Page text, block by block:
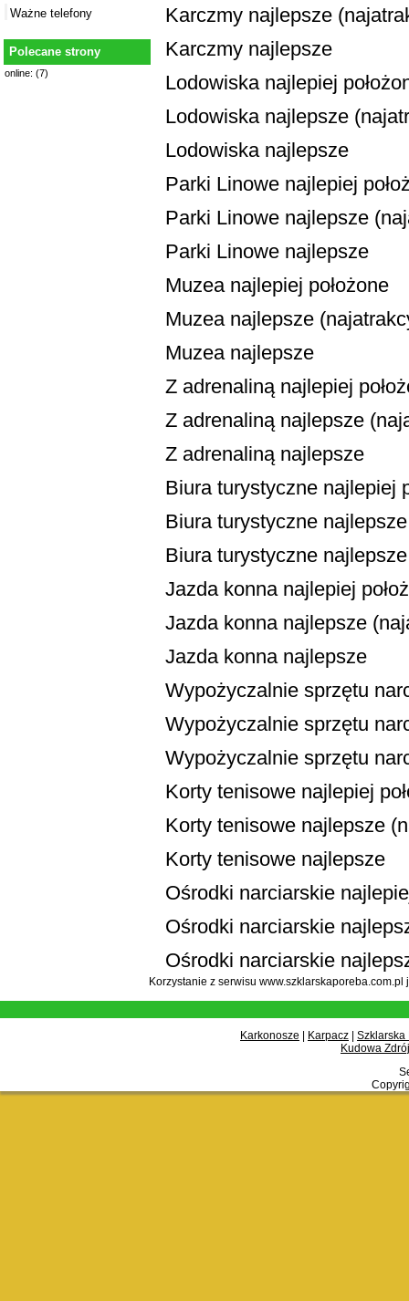
Ważne telefony
Polecane strony
online: (7)
Karczmy najlepsze
Karczmy najlepsze
Lodowiska najlepiej
Lodowiska najlepsze
Lodowiska najlepsze
Parki Linowe najlepiej
Parki Linowe najlepsze
Parki Linowe najlepsze
Muzea najlepiej położone
Muzea najlepsze
Muzea najlepsze
Z adrenaliną najlepiej
Z adrenaliną najlepsze
Z adrenaliną najlepsze
Biura turystyczne najlepiej
Biura turystyczne
Biura turystyczne najlepsze
Jazda konna najlepiej
Jazda konna najlepsze
Jazda konna najlepsze
Wypożyczalnie sprzętu
Wypożyczalnie sprzętu
Wypożyczalnie sprzętu
Korty tenisowe najlepiej
Korty tenisowe najlepsze
Korty tenisowe najlepsze
Ośrodki narciarskie
Ośrodki narciarskie
Ośrodki narciarskie
Korzystanie z serwisu
Karkonosze Karpacz
Szklarska
Kudowa